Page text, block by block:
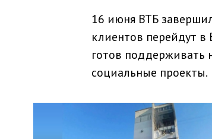
16 июня ВТБ
клиентов перейдут
готов поддерживать
социальные проекты.